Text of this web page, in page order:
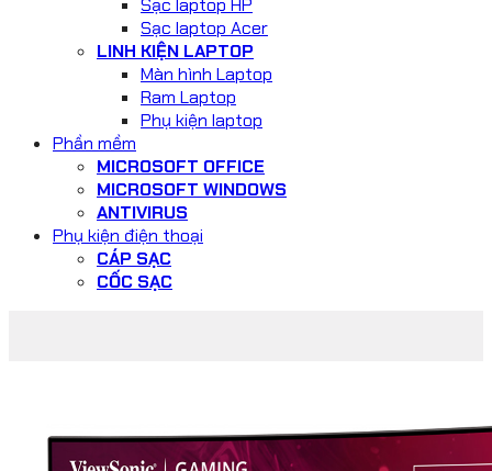
Sạc laptop HP
Sạc laptop Acer
LINH KIỆN LAPTOP
Màn hình Laptop
Ram Laptop
Phụ kiện laptop
Phần mềm
MICROSOFT OFFICE
MICROSOFT WINDOWS
ANTIVIRUS
Phụ kiện điện thoại
CÁP SẠC
CỐC SẠC